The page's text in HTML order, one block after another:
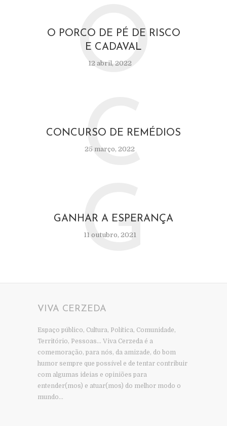
O PORCO DE PÉ DE RISCO
E CADAVAL
12 abril, 2022
O
CONCURSO DE REMÉDIOS
25 março, 2022
C
GANHAR A ESPERANÇA
11 outubro, 2021
G
VIVA CERZEDA
Espaço público, Cultura, Política, Comunidade,
Território, Pessoas… Viva Cerzeda é a
comemoração, para nós, da amizade, do bom
humor sempre que possível e de tentar contribuir
com algumas ideias e opiniões para
entender(mos) e atuar(mos) do melhor modo o
mundo…